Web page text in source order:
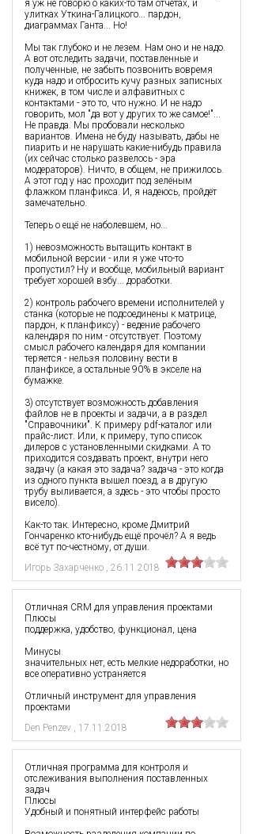
Игорь Захарченко , 26.11.2018
я уж не говорю о каких-то там отчётах, и
улитках Уткина-Галицкого... пардон,
диаграммах Ганта... Но!
Мы так глубоко и не лезем. Нам оно и не надо.
А вот отследить задачи, поставленные и
полученные, не забыть позвонить вовремя
куда надо и отбросить кучу разных записных
книжек, в том числе и алфавитных с
контактами - это то, что нужно. И не надо
говорить, мол "да вот у других то же самое!"...
Не правда. Мы пробовали несколько
вариантов. Имена не буду называть, дабы не
пиарить и не нарушать какие-нибудь правила
(их сейчас столько развелось - эра
модераторов). Ничто, в общем, не прижилось.
А этот год у нас проходит под зелёным
флажком планфикса. И, я надеюсь, пройдёт
замечательно.
Теперь о ещё не наболевшем, но...
1) невозможность вытащить контакт в
мобильной версии - или я уже что-то
пропустил? Ну и вообще, мобильный вариант
требует хорошей взбу... доработки.
2) контроль рабочего времени исполнителей у
станка (которые не подсоединены к матрице,
пардон, к планфиксу) - ведение рабочего
календаря по ним - отсутствует. Поэтому
смысл рабочего календаря для компании
теряется - нельзя половину вести в
планфиксе, а остальные 90% в экселе на
бумажке.
3) отсутствует возможность добавления
файлов не в проекты и задачи, а в раздел
"Справочники". К примеру pdf-каталог или
прайс-лист. Или, к примеру, тупо список
дилеров с установленными скидками. А то
приходится создавать проект, внутри него
задачу (а какая это задача? задача - это когда
из одного пункта вышел поезд, а в другую
трубу выливается, а здесь - это чтобы просто
висело).
Как-то так. Интересно, кроме Дмитрий
Гончаренко кто-нибудь ещё прочёл? А я ведь
всё тут по-честному, от души.
Den Penzev , 17.11.2018
Отличная CRM для управления проектами
Плюсы
поддержка, удобство, функционал, цена
Минусы
значительных нет, есть мелкие недоработки, но
все оперативно устраняется
Отличный инструмент для управления
проектами
Отличная программа для контроля и
отслеживания выполнения поставленных
задач
Плюсы
Удобный и понятный интерфейс работы